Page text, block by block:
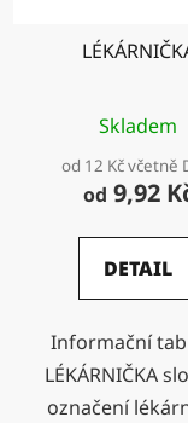
Skladem
od 12 Kč včetně
od 9,92
DETAIL
Informační
LÉKÁRNIČKA
označení